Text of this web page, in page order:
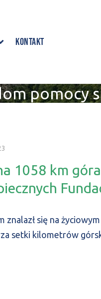
Kontakt
pomocy
1058 km
znalazł się na
setki kilometrów